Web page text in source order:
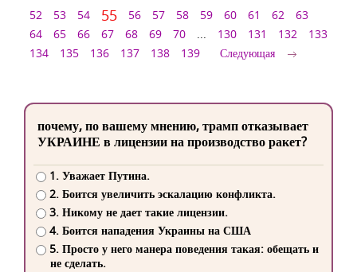
52
53 54 55 56 57 58 59 60 61 62
63
64
65 66 67 68 69 70 ... 130 131 132
133
134
135 136 137 138 139 Следующая
почему, по вашему мнению, трамп отказывает
УКРАИНЕ в лицензии на производство ракет?
1. Уважает Путина.
2. Боится увеличить эскалацию конфликта.
3. Никому не дает такие лицензии.
4. Боится нападения Украины на США
5. Просто у него манера поведения такая: обещать и
не сделать.